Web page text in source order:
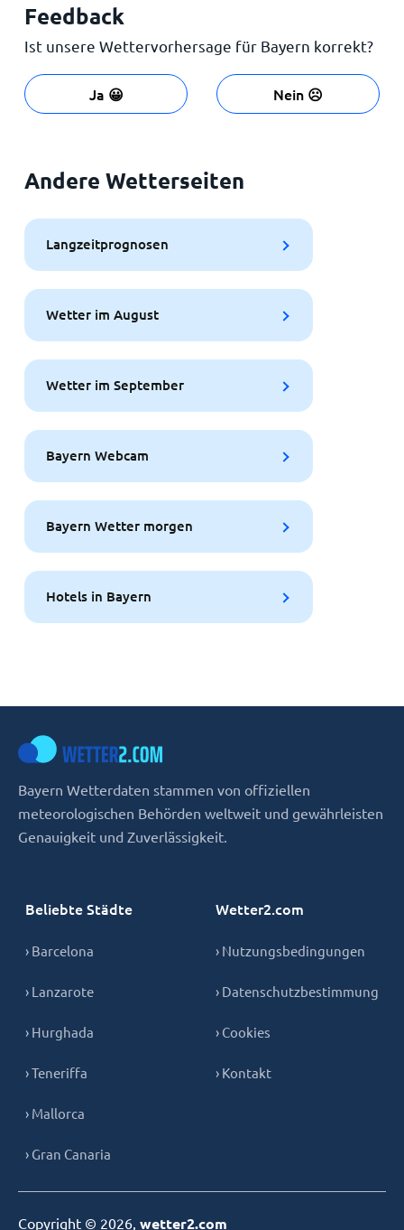
Feedback
Ist unsere Wettervorhersage für Bayern korrekt?
Ja 😀 Nein ☹️
Andere Wetterseiten
Langzeitprognosen
Wetter im August
Wetter im September
Bayern Webcam
Bayern Wetter morgen
Hotels in Bayern
Bayern Wetterdaten stammen von offiziellen
meteorologischen Behörden weltweit und gewährleisten
Genauigkeit und Zuverlässigkeit.
Beliebte Städte
› Barcelona
› Lanzarote
› Hurghada
› Teneriffa
› Mallorca
› Gran Canaria
Wetter2.com
› Nutzungsbedingungen
› Datenschutzbestimmung
› Cookies
› Kontakt
Copyright © 2026, wetter2.com